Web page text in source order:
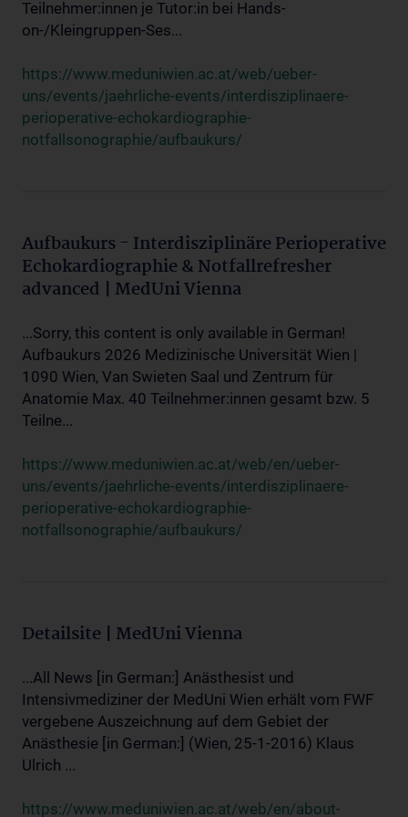
Teilnehmer:innen je Tutor:in bei Hands-
on-/Kleingruppen-Ses...
https://www.meduniwien.ac.at/web/ueber-
uns/events/jaehrliche-events/interdisziplinaere-
perioperative-echokardiographie-
notfallsonographie/aufbaukurs/
Aufbaukurs - Interdisziplinäre Perioperative
Echokardiographie & Notfallrefresher
advanced | MedUni Vienna
...Sorry, this content is only available in German!
Aufbaukurs 2026 Medizinische Universität Wien |
1090 Wien, Van Swieten Saal und Zentrum für
Anatomie Max. 40 Teilnehmer:innen gesamt bzw. 5
Teilne...
https://www.meduniwien.ac.at/web/en/ueber-
uns/events/jaehrliche-events/interdisziplinaere-
perioperative-echokardiographie-
notfallsonographie/aufbaukurs/
Detailsite | MedUni Vienna
...All News [in German:] Anästhesist und
Intensivmediziner der MedUni Wien erhält vom FWF
vergebene Auszeichnung auf dem Gebiet der
Anästhesie [in German:] (Wien, 25-1-2016) Klaus
Ulrich ...
https://www.meduniwien.ac.at/web/en/about-